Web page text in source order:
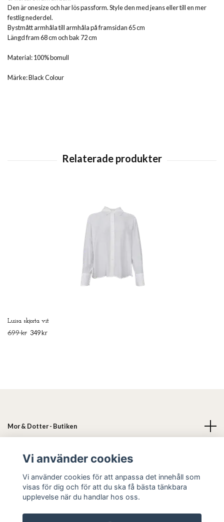
Den är onesize och har lös passform. Style den med jeans eller till en mer
festlig nederdel.
Bystmått armhåla till armhåla på framsidan 65 cm
Längd fram 68 cm och bak 72 cm
Material: 100% bomull
Märke: Black Colour
Luisa skjorta vit
699 kr 349 kr
Mor & Dotter - Butiken
Läs mer
Sociala medier
Vi använder cookies
Vi använder cookies för att anpassa det innehåll som
visas för dig och för att du ska få bästa tänkbara
upplevelse när du handlar hos oss.